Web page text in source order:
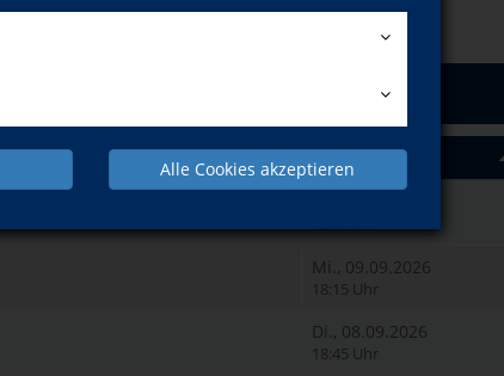
Alle Cookies akzeptieren
Wann?
18:00 Uhr
Mi., 09.09.2026
18:15 Uhr
Di., 08.09.2026
18:45 Uhr